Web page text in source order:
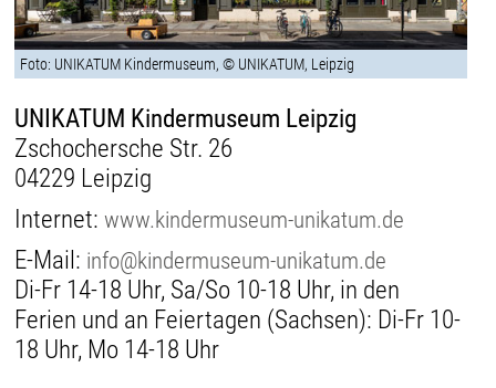
Foto: UNIKATUM Kindermuseum, © UNIKATUM, Leipzig
UNIKATUM Kindermuseum Leipzig
Zschochersche Str. 26
04229 Leipzig
Internet:www.kindermuseum-unikatum.de
E-Mail: info@kindermuseum-unikatum.de
Di-Fr 14-18 Uhr, Sa/So 10-18 Uhr, in den
Ferien und an Feiertagen (Sachsen): Di-Fr 10-
18 Uhr, Mo 14-18 Uhr